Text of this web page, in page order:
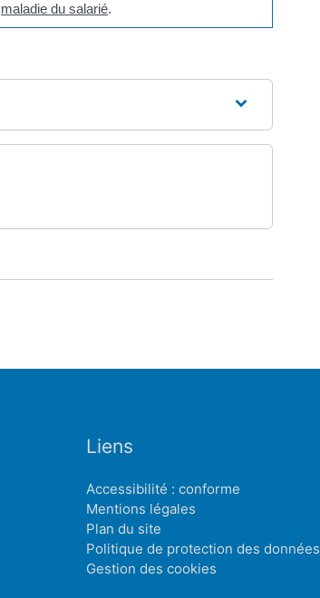
maladie du salarié.
Liens
Accessibilité : conforme
Mentions légales
Plan du site
Politique de protection des données
Gestion des cookies